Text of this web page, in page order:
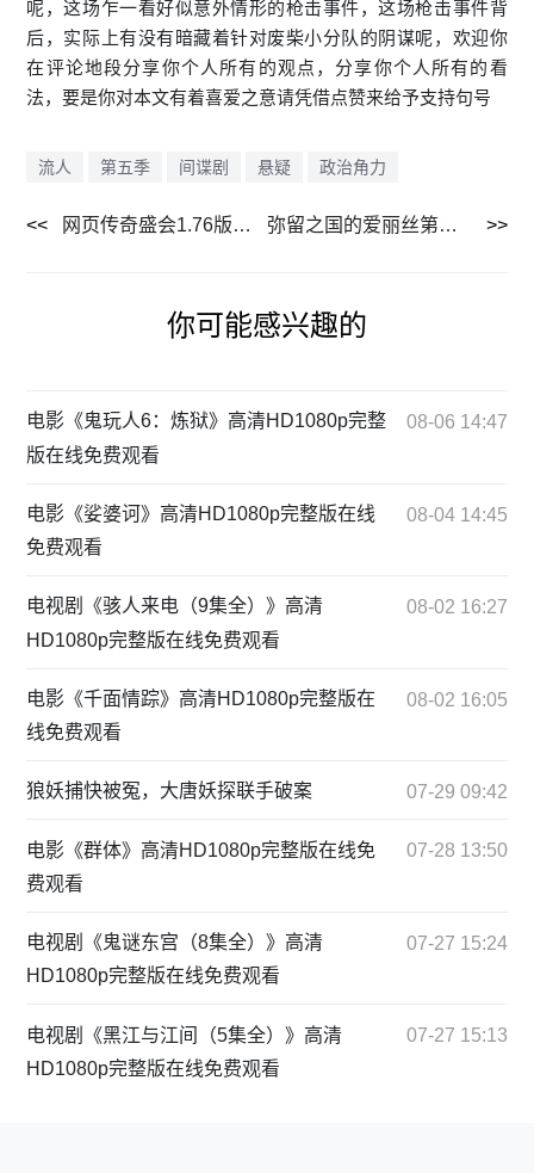
呢，这场乍一看好似意外情形的枪击事件，这场枪击事件背
后，实际上有没有暗藏着针对废柴小分队的阴谋呢，欢迎你
在评论地段分享你个人所有的观点，分享你个人所有的看
法，要是你对本文有着喜爱之意请凭借点赞来给予支持句号
流人 第五季 间谍剧 悬疑 政治角力
网页传奇盛会1.76版本，舒淇成都爬墙熊猫引爆热搜 弥留之国的爱丽丝第三季评测：从高峰到低谷，为何沦为烂尾之作？
你可能感兴趣的
电影《鬼玩人6：炼狱》高清HD1080p完整
版在线免费观看
08-06 14:47
电影《娑婆诃》高清HD1080p完整版在线
免费观看
08-04 14:45
电视剧《骇人来电（9集全）》高清
HD1080p完整版在线免费观看
08-02 16:27
电影《千面情踪》高清HD1080p完整版在
线免费观看
08-02 16:05
狼妖捕快被冤，大唐妖探联手破案 07-29 09:42
电影《群体》高清HD1080p完整版在线免
费观看
07-28 13:50
电视剧《鬼谜东宫（8集全）》高清
HD1080p完整版在线免费观看
07-27 15:24
电视剧《黑江与江间（5集全）》高清
HD1080p完整版在线免费观看
07-27 15:13